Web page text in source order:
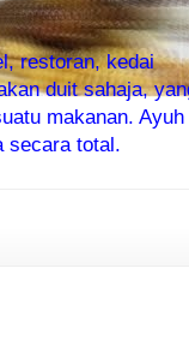
restoran, kedai
duit sahaja,
makanan. Ayuh
secara total.